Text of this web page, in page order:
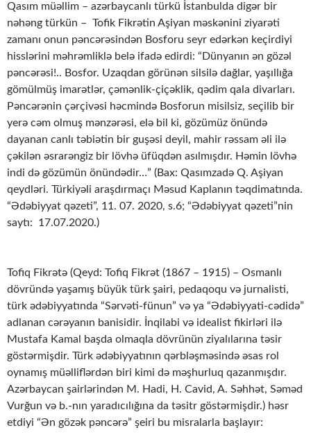
Qasım müəllim – azərbaycanlı türkü İstanbulda digər bir
nəhəng türkün – Tofik Fikrətin Aşiyan məskənini ziyarəti
zamanı onun pəncərəsindən Bosforu seyr edərkən keçirdiyi
hisslərini məhrəmliklə belə ifadə edirdi: “Dünyanın ən gözəl
pəncərəsi!.. Bosfor. Uzaqdan görünən silsilə dağlar, yaşıllığa
gömülmüş imarətlər, çəmənlik-çiçəklik, qədim qala divarları.
Pəncərənin çərçivəsi həcmində Bosforun misilsiz, seçilib bir
yerə cəm olmuş mənzərəsi, elə bil ki, gözümüz önündə
dayanan canlı təbiətin bir guşəsi deyil, mahir rəssam əli ilə
çəkilən əsrarəngiz bir lövhə üfüqdən asılmışdır. Həmin lövhə
indi də gözümün önündədir…” (Bax: Qasımzadə Q. Aşiyan
qeydləri. Türkiyəli araşdırmaçı Məsud Kaplanın təqdimatında.
“Ədəbiyyat qəzeti”, 11. 07. 2020, s.6; “Ədəbiyyat qəzeti”nin
saytı: 17.07.2020.)
Tofiq Fikrətə (Qeyd: Tofiq Fikrət (1867 – 1915) – Osmanlı
dövründə yaşamış büyük türk şairi, pedaqoqu və jurnalisti,
türk ədəbiyyatında “Sərvəti-fünun” və ya “Ədəbiyyati-cədidə”
adlanan cərəyanın banisidir. İnqilabi və idealist fikirləri ilə
Mustafa Kamal başda olmaqla dövrünün ziyalılarına təsir
göstərmişdir. Türk ədəbiyyatının qərbləşməsində əsas rol
oynamış müəlliflərdən biri kimi də məşhurluq qazanmışdır.
Azərbaycan şairlərindən M. Hadi, H. Cavid, A. Səhhət, Səməd
Vurğun və b.-nın yaradıcılığına da təsitr göstərmişdir.) həsr
etdiyi “Ən gözək pəncərə” şeiri bu misralarla başlayır: